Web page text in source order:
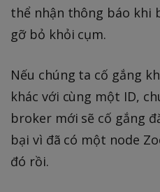
thể nhận thông báo khi
gỡ bỏ khỏi cụm.
Nếu chúng ta cố gắng
khác với cùng một ID,
broker mới sẽ cố gắng
bại vì đã có một node
đó rồi.